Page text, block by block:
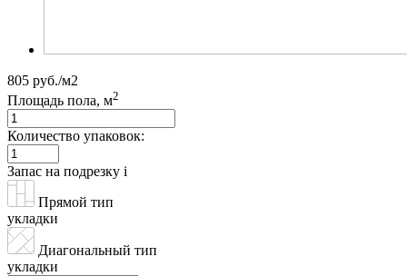
805 руб./м2
Площадь пола, м2
Количество упаковок:
Запас на подрезку i
Прямой тип
укладки
Диагональный тип
укладки